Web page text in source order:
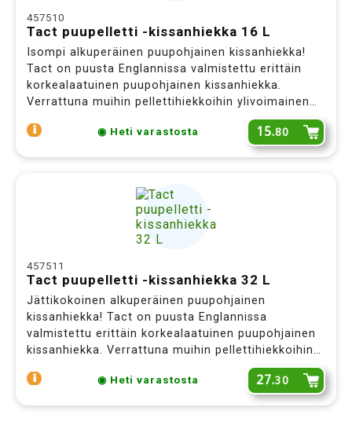
457510
Tact puupelletti -kissanhiekka 16 L
Isompi alkuperäinen puupohjainen kissanhiekka!
Tact on puusta Englannissa valmistettu erittäin
korkealaatuinen puupohjainen kissanhiekka.
Verrattuna muihin pellettihiekkoihin ylivoimainen
pölyttömyys, hajunsitovuus ja pelletin rakenne.
Ensimmäisiä lajissaan.
◉ Heti varastosta 15.80
457511
Tact puupelletti -kissanhiekka 32 L
Jättikokoinen alkuperäinen puupohjainen
kissanhiekka! Tact on puusta Englannissa
valmistettu erittäin korkealaatuinen puupohjainen
kissanhiekka. Verrattuna muihin pellettihiekkoihin
ylivoimainen pölyttömyys, hajunsitovuus ja pelletin
rakenne. Ensimmäisiä lajissaan.
◉ Heti varastosta 27.30